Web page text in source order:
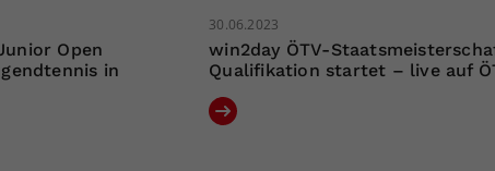
Open
in
30.06.2023
win2day ÖTV-
Qualifikation startet – live auf